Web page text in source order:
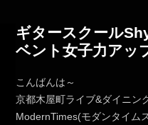
ギタースクール
ベント女子力アッ
こんばんは～
京都木屋町ライブ&ダイニン
ModernTimes(モダンタイム